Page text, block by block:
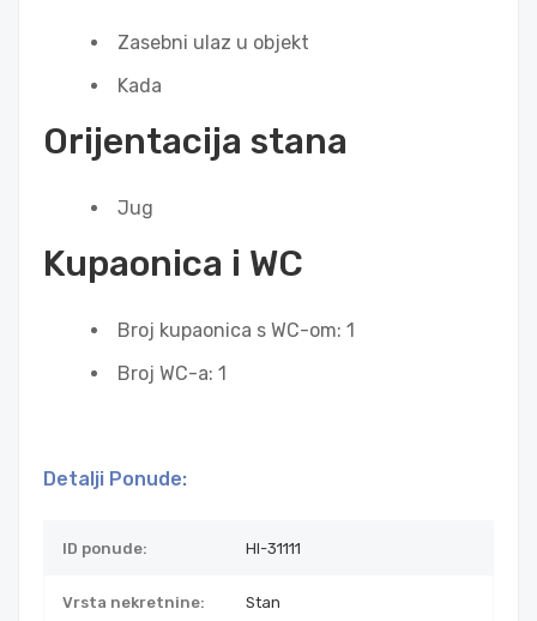
Zasebni ulaz u objekt
Kada
Orijentacija stana
Jug
Kupaonica i WC
Broj kupaonica s WC-om: 1
Broj WC-a: 1
Detalji Ponude:
ID ponude: HI-31111
Vrsta nekretnine: Stan